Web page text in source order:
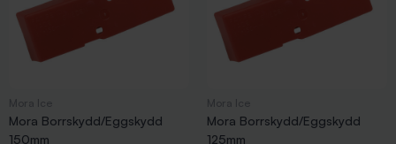
Mora Borrskydd/Eggskydd
150mm
Mora Borrskydd/Eggskydd
125mm